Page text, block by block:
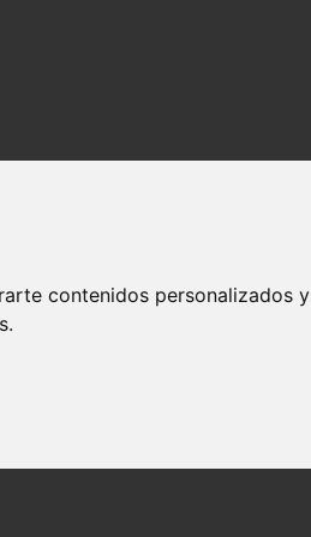
contenidos personalizados y